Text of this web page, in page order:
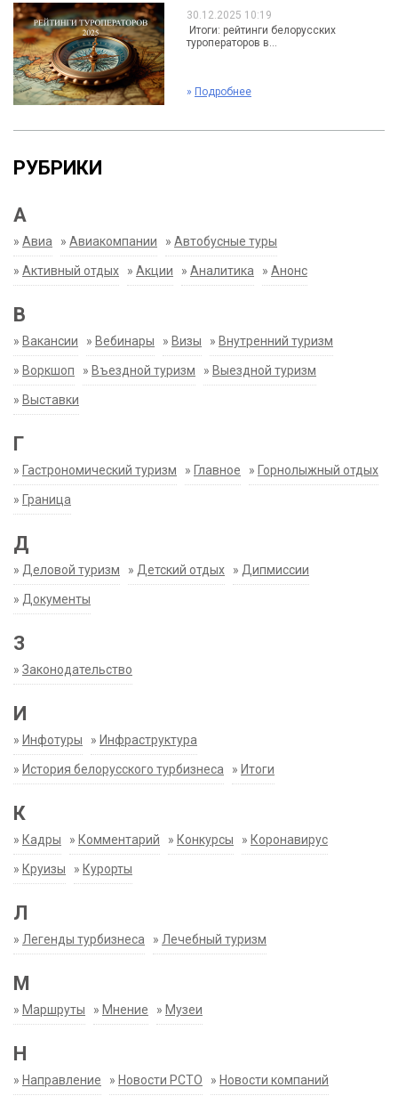
30.12.2025 10:19
Итоги: рейтинги белорусских
туроператоров в...
» Подробнее
РУБРИКИ
А
» Авиа » Авиакомпании » Автобусные туры
» Активный отдых » Акции » Аналитика » Анонс
В
» Вакансии » Вебинары » Визы » Внутренний туризм
» Воркшоп » Въездной туризм » Выездной туризм
» Выставки
Г
» Гастрономический туризм » Главное » Горнолыжный отдых
» Граница
Д
» Деловой туризм » Детский отдых » Дипмиссии
» Документы
З
» Законодательство
И
» Инфотуры » Инфраструктура
» История белорусского турбизнеса » Итоги
К
» Кадры » Комментарий » Конкурсы » Коронавирус
» Круизы » Курорты
Л
» Легенды турбизнеса » Лечебный туризм
М
» Маршруты » Мнение » Музеи
Н
» Направление » Новости РСТО » Новости компаний